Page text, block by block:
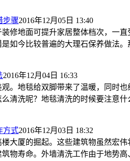
步骤2016年12月05日 13:40
修地面可提升家居整体档次，一
如今比较普遍的大理石保养做法。
2016年12月04日 16:33
。地毯给双脚带来了温暖，同时
清洗呢？地毯清洗的时候要注意
方式2016年12月03日 18:32
大厦的掘起。这些建筑物虽然宏
物寿命。外墙清洗工作由于地势